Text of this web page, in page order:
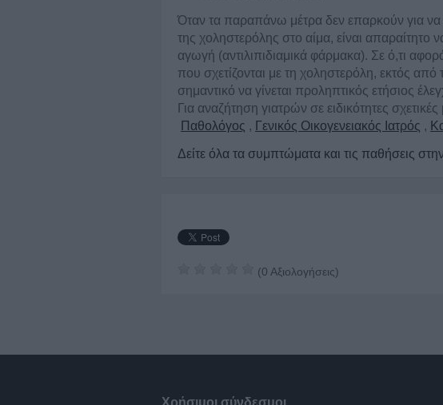
Όταν τα παραπάνω μέτρα δεν επαρκούν για να
της χοληστερόλης στο αίμα, είναι απαραίτητο
αγωγή (αντιλιπιδιαμικά φάρμακα). Σε ό,τι
που σχετίζονται με τη χοληστερόλη, εκτός από
σημαντικό να γίνεται προληπτικός ετήσιος
Για αναζήτηση γιατρών σε ειδικότητες
Παθολόγος , Γενικός Οικογενειακός Ιατρός ,
Δείτε όλα τα συμπτώματα και τις παθήσεις
(0 Αξιολογήσεις)
Χρήσιμοι σύνδεσμοι